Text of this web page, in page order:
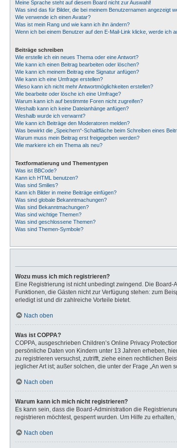
Meine Sprache steht auf diesem Board nicht zur Auswahl!
Was sind das für Bilder, die bei meinem Benutzernamen angezeigt
Wie verwende ich einen Avatar?
Was ist mein Rang und wie kann ich ihn ändern?
Wenn ich bei einem Benutzer auf den E-Mail-Link klicke, werde ich
Beiträge schreiben
Wie erstelle ich ein neues Thema oder eine Antwort?
Wie kann ich einen Beitrag bearbeiten oder löschen?
Wie kann ich meinem Beitrag eine Signatur anfügen?
Wie kann ich eine Umfrage erstellen?
Wieso kann ich nicht mehr Antwortmöglichkeiten erstellen?
Wie bearbeite oder lösche ich eine Umfrage?
Warum kann ich auf bestimmte Foren nicht zugreifen?
Weshalb kann ich keine Dateianhänge anfügen?
Weshalb wurde ich verwarnt?
Wie kann ich Beiträge den Moderatoren melden?
Was bewirkt die „Speichern“-Schaltfläche beim Schreiben eines
Warum muss mein Beitrag erst freigegeben werden?
Wie markiere ich ein Thema als neu?
Textformatierung und Thementypen
Was ist BBCode?
Kann ich HTML benutzen?
Was sind Smilies?
Kann ich Bilder in meine Beiträge einfügen?
Was sind globale Bekanntmachungen?
Was sind Bekanntmachungen?
Was sind wichtige Themen?
Was sind geschlossene Themen?
Was sind Themen-Symbole?
Wozu muss ich mich registrieren?
Eine Registrierung ist nicht unbedingt zwingend. Die
Funktionen, die Gästen nicht zur Verfügung stehen: zum
erledigt ist und dir zahlreiche Vorteile bietet.
Nach oben
Was ist COPPA?
COPPA, ausgeschrieben Children’s Online Privacy
persönliche Daten von Kindern unter 13 Jahren erheben,
zu registrieren versuchst, zutrifft, ziehe einen rechtlichen
jeglicher Art ist; außer solchen, die unter der Frage „An wen
Nach oben
Warum kann ich mich nicht registrieren?
Es kann sein, dass die Board-Administration die
registrieren möchtest, gesperrt wurden. Um Hilfe zu
Nach oben